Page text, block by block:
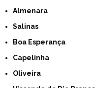
Almenara
Salinas
Boa Esperança
Capelinha
Oliveira